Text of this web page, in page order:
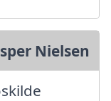
Nielsen